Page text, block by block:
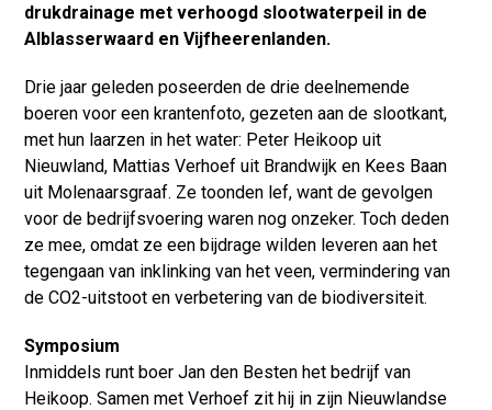
drukdrainage met verhoogd slootwaterpeil in de
Alblasserwaard en Vijfheerenlanden.
Drie jaar geleden poseerden de drie deelnemende
boeren voor een krantenfoto, gezeten aan de slootkant,
met hun laarzen in het water: Peter Heikoop uit
Nieuwland, Mattias Verhoef uit Brandwijk en Kees Baan
uit Molenaarsgraaf. Ze toonden lef, want de gevolgen
voor de bedrijfsvoering waren nog onzeker. Toch deden
ze mee, omdat ze een bijdrage wilden leveren aan het
tegengaan van inklinking van het veen, vermindering van
de CO2-uitstoot en verbetering van de biodiversiteit.
Symposium
Inmiddels runt boer Jan den Besten het bedrijf van
Heikoop. Samen met Verhoef zit hij in zijn Nieuwlandse